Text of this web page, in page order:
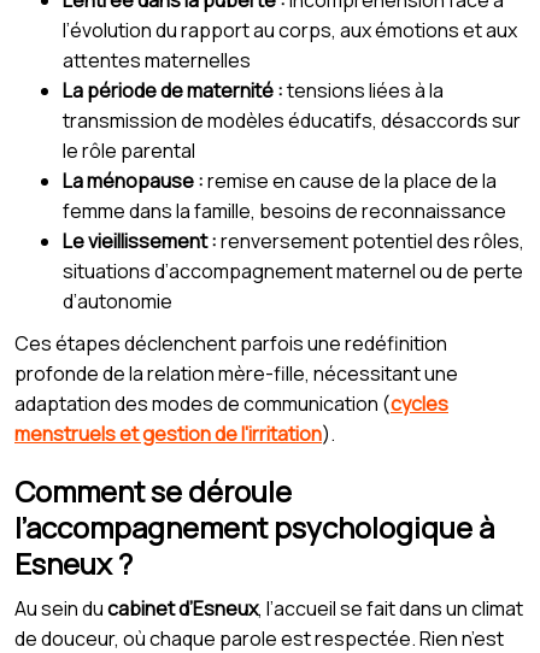
l’évolution du rapport au corps, aux émotions et aux
attentes maternelles
La période de maternité :tensions liées à la
transmission de modèles éducatifs, désaccords sur
le rôle parental
La ménopause :remise en cause de la place de la
femme dans la famille, besoins de reconnaissance
Le vieillissement :renversement potentiel des rôles,
situations d’accompagnement maternel ou de perte
d’autonomie
Ces étapes déclenchent parfois une redéfinition
profonde de la relation mère-fille, nécessitant une
adaptation des modes de communication (cycles
menstruels et gestion de l'irritation).
Comment se déroule
l’accompagnement psychologique à
Esneux ?
Au sein ducabinet d’Esneux, l’accueil se fait dans un climat
de douceur, où chaque parole est respectée. Rien n’est